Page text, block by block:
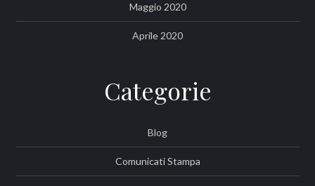
Maggio 2020
Aprile 2020
Categorie
Blog
Comunicati Stampa